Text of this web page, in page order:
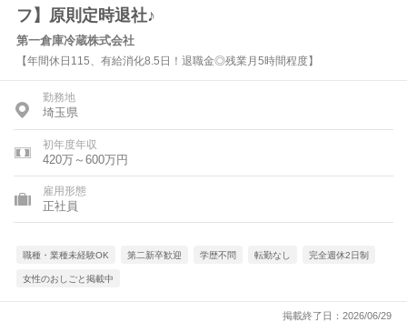
フ】原則定時退社♪
第一倉庫冷蔵株式会社
【年間休日115、有給消化8.5日！退職金◎残業月5時間程度】
勤務地
埼玉県
初年度年収
420万～600万円
雇用形態
正社員
職種・業種未経験OK 第二新卒歓迎 学歴不問 転勤なし 完全週休2日制
女性のおしごと掲載中
掲載終了日：2026/06/29